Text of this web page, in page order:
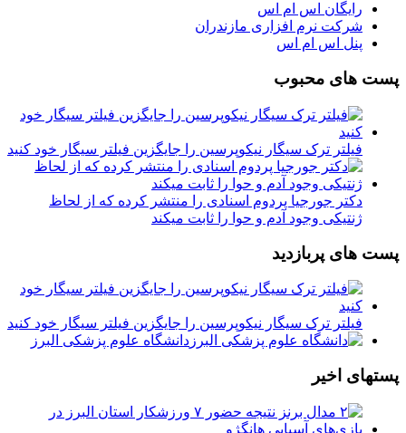
رایگان اس ام اس
شرکت نرم افزاری مازندران
پنل اس ام اس
پست های محبوب
فیلتر ترک سیگار نیکوپرسین را جایگزین فیلتر سیگار خود کنید
دکتر جورجیا پردوم اسنادی را منتشر کرده که از لحاظ
ژنتیکی وجود آدم و حوا را ثابت میکند
پست های پربازدید
فیلتر ترک سیگار نیکوپرسین را جایگزین فیلتر سیگار خود کنید
دانشگاه علوم پزشکی البرز
پستهای اخیر